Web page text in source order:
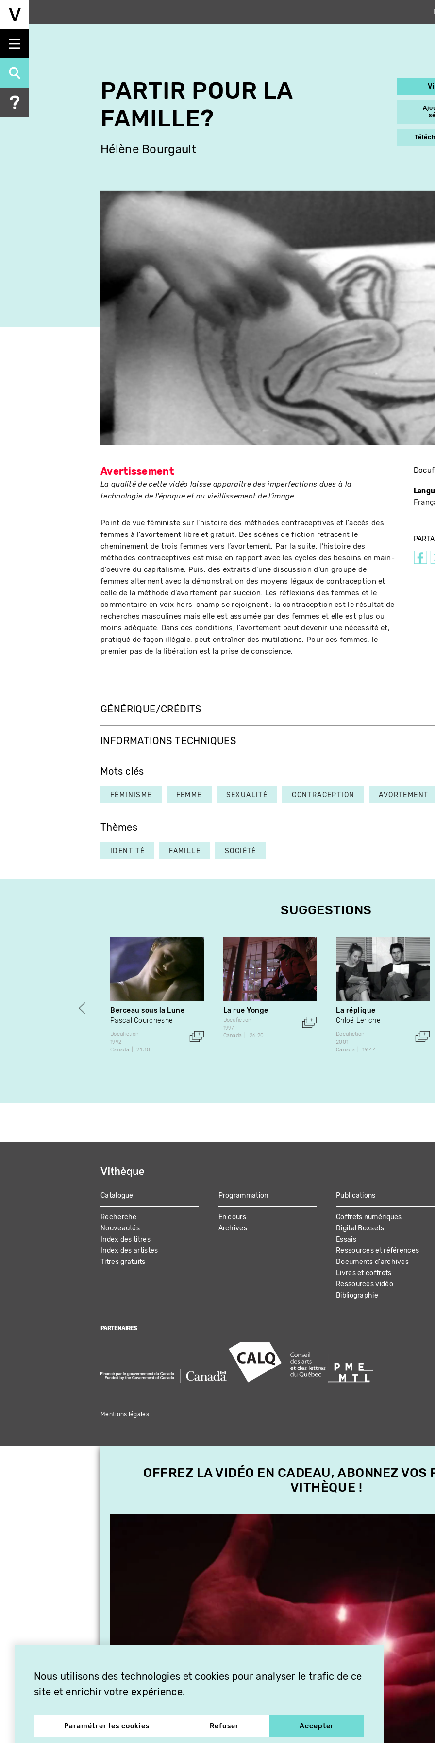
Aller
principal
PARTIR POUR LA
FAMILLE?
Hélène Bourgault
Avertissement
La qualité de cette vidéo laisse apparaître des imperfections dues à la
technologie de l'époque et au vieillissement de l'image.
Point de vue féministe sur l'histoire des méthodes contraceptives et l'accès des
femmes à l'avortement libre et gratuit. Des scènes de fiction retracent le
cheminement de trois femmes vers l’avortement. Par la suite, l’histoire des
méthodes contraceptives est mise en rapport avec les cycles des besoins en main-
d’oeuvre du capitalisme. Puis, des extraits d’une discussion d’un groupe de
femmes alternent avec la démonstration des moyens légaux de contraception et
celle de la méthode d’avortement par succion. Les réflexions des femmes et le
commentaire en voix hors-champ se rejoignent : la contraception est le résultat de
recherches masculines mais elle est assumée par des femmes et elle est plus ou
moins adéquate. Dans ces conditions, l’avortement peut devenir une nécessité et,
pratiqué de façon illégale, peut entraîner des mutilations. Pour ces femmes, le
premier pas de la libération est la prise de conscience.
GÉNÉRIQUE/CRÉDITS
INFORMATIONS TECHNIQUES
Mots clés
FÉMINISME FEMME SEXUALITÉ CONTRACEPTION AVORTEMENT
Thèmes
IDENTITÉ FAMILLE SOCIÉTÉ
SUGGESTIONS
Berceau sous la Lune
Pascal Courchesne
Docufiction
1992
Canada
21:30
La rue Yonge
Docufiction
1997
Canada
26:20
La réplique
Chloé Leriche
Docufiction
2001
Canada
19:44
MAIN
NAVIGATION
Catalogue
Recherche
Nouveautés
Index des titres
Index des artistes
Titres gratuits
Programmation
En cours
Archives
Publications
Coffrets numériques
Digital Boxsets
Essais
Ressources et références
Documents d'archives
Livres et coffrets
Ressources vidéo
Bibliographie
PARTENAIRES
Mentions légales
Nous utilisons des technologies et cookies pour analyser le trafic de ce
site et enrichir votre expérience.
Paramétrer les cookies Refuser Accepter
OFFREZ LA VIDÉO EN CADEAU, ABONNEZ VOS
VITHÈQUE !